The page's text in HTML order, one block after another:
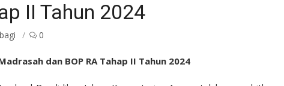
II Tahun 2024
0
dan BOP RA Tahap II Tahun 2024